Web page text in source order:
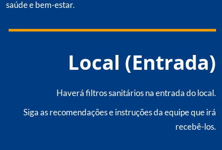
saúde e bem-estar.
Local (Entrada)
Haverá filtros sanitários na entrada do local.
Siga as recomendações e instruções da equipe que irá
recebê-los.